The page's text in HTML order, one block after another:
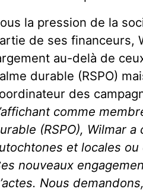
la pression de la
de ses financeurs,
au-delà de
durable (RSPO)
des
comme
(RSPO), Wilmar
et locales
nouveaux
Nous